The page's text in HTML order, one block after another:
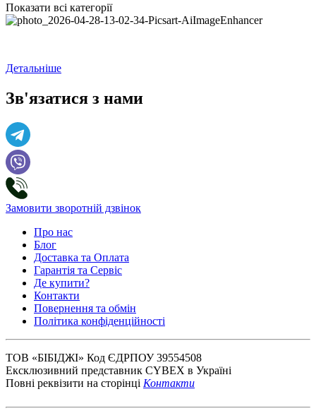
Показати всі категорії
Детальніше
Зв'язатися з нами
Замовити зворотній дзвінок
Про нас
Блог
Доставка та Оплата
Гарантія та Сервіс
Де купити?
Контакти
Повернення та обмін
Політика конфіденційності
ТОВ «БІБІДЖІ» Код ЄДРПОУ 39554508
Ексклюзивний представник CYBEX в Україні
Повні реквізити на сторінці Контакти